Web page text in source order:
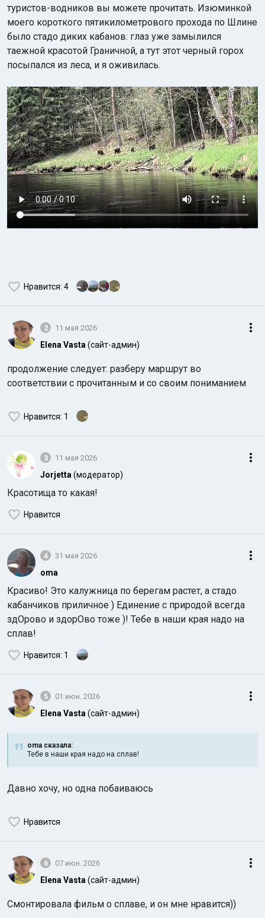
туристов-водников вы можете прочитать. Изюминкой
моего короткого пятикилометрового прохода по Шлине
было стадо диких кабанов: глаз уже замылился
таежной красотой Граничной, а тут этот черный горох
посыпался из леса, и я оживилась.
Нравится: 4
2 11 мая 2026
Elena Vasta (сайт-админ)
продолжение следует: разберу маршрут во
соответствии с прочитанным и со своим пониманием
Нравится: 1
3 11 мая 2026
Jorjetta (модератор)
Красотища то какая!
Нравится
4 31 мая 2026
oma
Красиво! Это калужница по берегам растет, а стадо
кабанчиков приличное ) Единение с природой всегда
здОрово и здорОво тоже )! Тебе в наши края надо на
сплав!
Нравится: 1
5 01 июн. 2026
Elena Vasta (сайт-админ)
oma сказалa:
Тебе в наши края надо на сплав!
Давно хочу, но одна побаиваюсь
Нравится
6 07 июн. 2026
Elena Vasta (сайт-админ)
Смонтировала фильм о сплаве, и он мне нравится))